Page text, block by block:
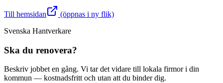
Till hemsidan
(öppnas i ny flik)
Svenska Hantverkare
Ska du renovera?
Beskriv jobbet en gång. Vi tar det vidare till lokala firmor i din
kommun — kostnadsfritt och utan att du binder dig.